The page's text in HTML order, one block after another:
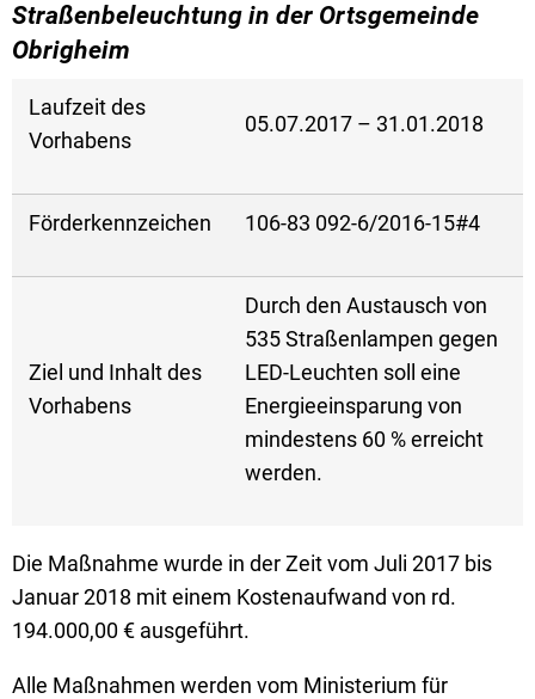
Straßenbeleuchtung in der Ortsgemeinde
Obrigheim
Laufzeit des
Vorhabens
05.07.2017 – 31.01.2018
Förderkennzeichen 106-83 092-6/2016-15#4
Ziel und Inhalt des
Vorhabens
Durch den Austausch von
535 Straßenlampen gegen
LED-Leuchten soll eine
Energieeinsparung von
mindestens 60 % erreicht
werden.
Die Maßnahme wurde in der Zeit vom Juli 2017 bis
Januar 2018 mit einem Kostenaufwand von rd.
194.000,00 € ausgeführt.
Alle Maßnahmen werden vom Ministerium für